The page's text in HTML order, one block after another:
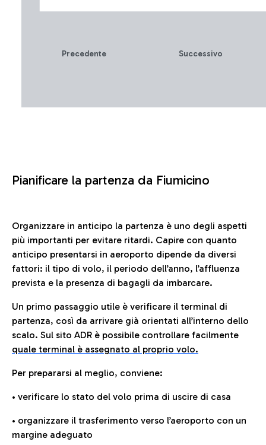
Precedente Successivo
Pianificare la partenza da Fiumicino
Organizzare in anticipo la partenza è uno degli aspetti
più importanti per evitare ritardi. Capire con quanto
anticipo presentarsi in aeroporto dipende da diversi
fattori: il tipo di volo, il periodo dell’anno, l’affluenza
prevista e la presenza di bagagli da imbarcare.
Un primo passaggio utile è verificare il terminal di
partenza, così da arrivare già orientati all’interno dello
scalo. Sul sito ADR è possibile controllare facilmente
quale terminal è assegnato al proprio volo.
Per prepararsi al meglio, conviene:
• verificare lo stato del volo prima di uscire di casa
• organizzare il trasferimento verso l’aeroporto con un
margine adeguato